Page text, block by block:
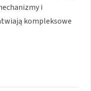
i
kompleksowe